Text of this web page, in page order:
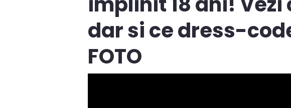
dar si ce dress-
FOTO